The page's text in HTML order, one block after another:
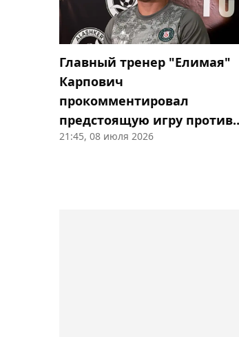
Главный тренер "Елимая"
Карпович
прокомментировал
предстоящую игру против
"Алашкерта" в ЛК
21:45, 08 июля 2026